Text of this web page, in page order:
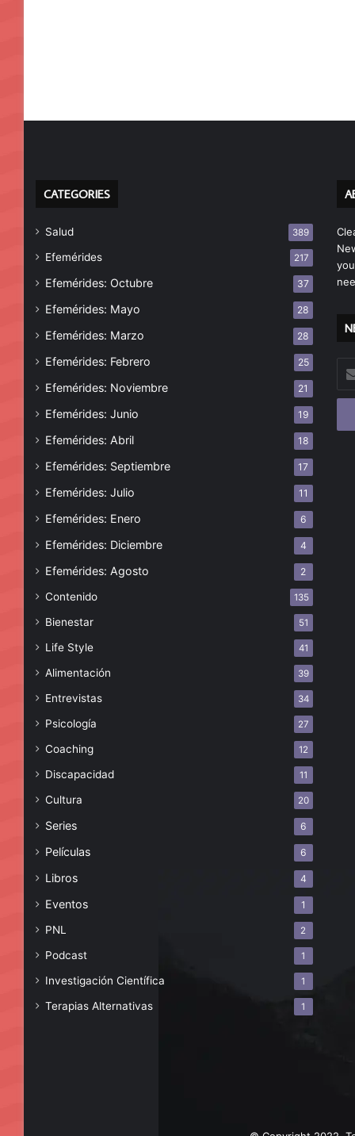
CATEGORIES
Salud 389
Efemérides 217
Efemérides: Octubre 37
Efemérides: Mayo 28
Efemérides: Marzo 28
Efemérides: Febrero 25
Efemérides: Noviembre 21
Efemérides: Junio 19
Efemérides: Abril 18
Efemérides: Septiembre 17
Efemérides: Julio 11
Efemérides: Enero 6
Efemérides: Diciembre 4
Efemérides: Agosto 2
Contenido 135
Bienestar 51
Life Style 41
Alimentación 39
Entrevistas 34
Psicología 27
Coaching 12
Discapacidad 11
Cultura 20
Series 6
Películas 6
Libros 4
Eventos 1
PNL 2
Podcast 1
Investigación Científica 1
Terapias Alternativas 1